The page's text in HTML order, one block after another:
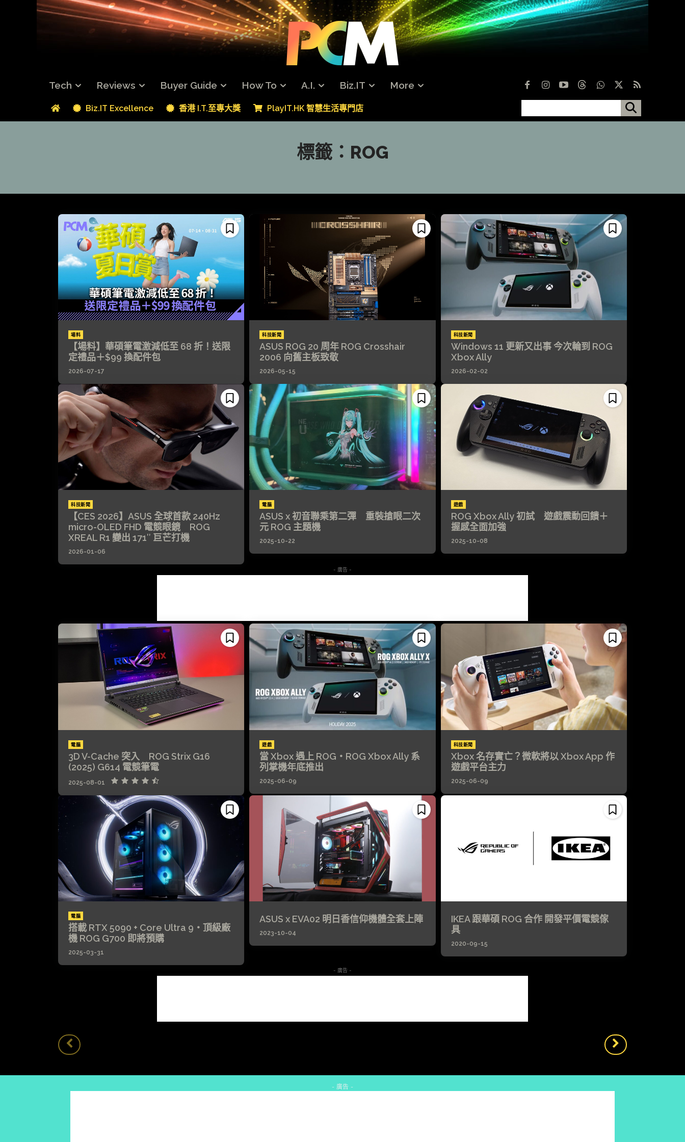
Tech Reviews Buyer Guide How To A.I. Biz.IT More
Biz.IT Excellence 香港 I.T.至專大獎 PlayIT.HK 智慧生活專門店
標籤： ROG
場料
【場料】華碩筆電激減低至 68 折！送限
定禮品＋$99 換配件包
2026-07-17
科技新聞
ASUS ROG 20 周年 ROG Crosshair
2006 向舊主板致敬
2026-05-15
科技新聞
Windows 11 更新又出事 今次輪到 ROG
Xbox Ally
2026-02-02
科技新聞
【CES 2026】ASUS 全球首款 240Hz
micro-OLED FHD 電競眼鏡 ROG
XREAL R1 變出 171″ 巨芒打機
2026-01-06
電腦
ASUS x 初音聯乘第二彈 重裝搶眼二次
元 ROG 主題機
2025-10-22
遊戲
ROG Xbox Ally 初試 遊戲震動回饋＋
握感全面加強
2025-10-08
- 廣告 -
電腦
3D V-Cache 突入 ROG Strix G16
(2025) G614 電競筆電
2025-08-01
遊戲
當 Xbox 遇上 ROG・ROG Xbox Ally 系
列掌機年底推出
2025-06-09
科技新聞
Xbox 名存實亡？微軟將以 Xbox App 作
遊戲平台主力
2025-06-09
電腦
搭載 RTX 5090 + Core Ultra 9・頂級廠
機 ROG G700 即將預購
2025-03-31
ASUS x EVA02 明日香信仰機體全套上陣
2023-10-04
IKEA 跟華碩 ROG 合作 開發平價電競傢
具
2020-09-15
- 廣告 -
- 廣告 -